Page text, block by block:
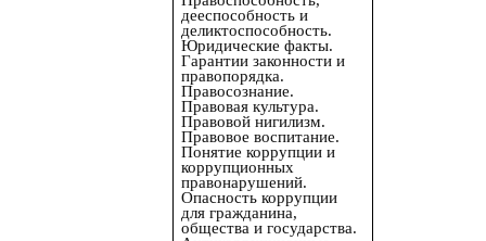
дееспособность и
деликтоспособность.
Юридические факты.
Гарантии законности и
правопорядка.
Правосознание.
Правовая культура.
Правовой нигилизм.
Правовое воспитание.
Понятие коррупции и
коррупционных
правонарушений.
Опасность коррупции
для гражданина,
общества и государства.